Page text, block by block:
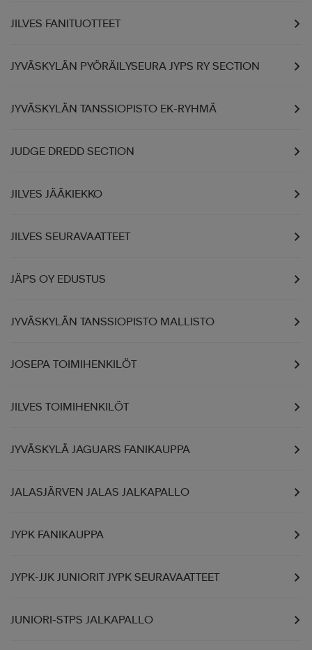
JILVES FANITUOTTEET
JYVÄSKYLÄN PYÖRÄILYSEURA JYPS RY SECTION
JYVÄSKYLÄN TANSSIOPISTO EK-RYHMÄ
JUDGE DREDD SECTION
JILVES JÄÄKIEKKO
JILVES SEURAVAATTEET
JÄPS OY EDUSTUS
JYVÄSKYLÄN TANSSIOPISTO MALLISTO
JOSEPA TOIMIHENKILÖT
JILVES TOIMIHENKILÖT
JYVÄSKYLÄ JAGUARS FANIKAUPPA
JALASJÄRVEN JALAS JALKAPALLO
JYPK FANIKAUPPA
JYPK-JJK JUNIORIT JYPK SEURAVAATTEET
JUNIORI-STPS JALKAPALLO